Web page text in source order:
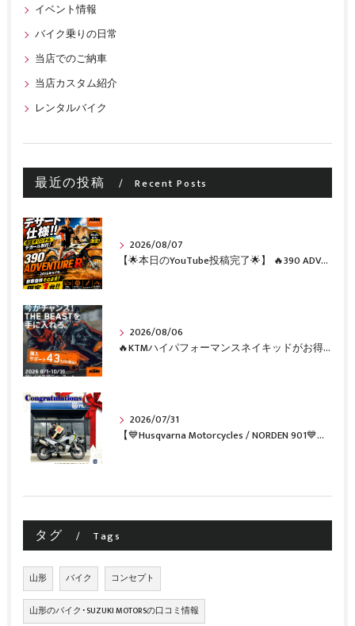
イベント情報
バイク乗りの日常
当店でのご納車
当店カスタム紹介
レンタルバイク
最近の投稿 Recent Posts
2026/08/07
【🌟本日のYouTube投稿完了🌟】 🔥390 ADVENTURE R × KTM山形 オリジナルデカール仕様誕生🔥
2026/08/06
🔥KTMハイパフォーマンスネイキッドがお得に手に入るチャンス🔥
2026/07/31
【💙Husqvarna Motorcycles / NORDEN 901💙】 ご納車おめでとうございます🎉✨
タグ Tags
山形 バイク コンセプト
山形のバイク･SUZUKI MOTORSの口コミ情報